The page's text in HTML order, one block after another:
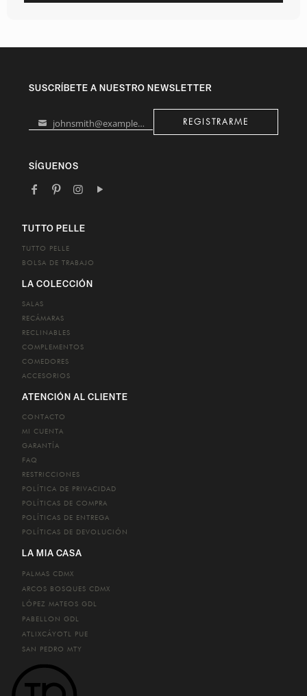
SUSCRÍBETE A NUESTRO NEWSLETTER
Your johnsmith@example.com REGISTRARME
SÍGUENOS
TUTTO PELLE
TUTTO PELLE
BOLSA DE TRABAJO
LA COLECCIÓN
SALAS
RECÁMARAS
RECLINABLES
COMPLEMENTOS
COMEDORES
ACCESORIOS
ATENCIÓN AL CLIENTE
CONTACTO
MI CUENTA
GARANTÍA
FAQ
RESTRICCIONES
POLÍTICA DE PRIVACIDAD
POLÍTICAS DE COMPRA
POLÍTICAS DE ENTREGA
POLÍTICAS DE DEVOLUCIÓN
LA MIA CASA
PALMAS CDMX
ARCOS BOSQUES CDMX
LÓPEZ MATEOS GDL
PABELLON GDL
ATLIXCÁYOTL PUE
SAN PEDRO MTY